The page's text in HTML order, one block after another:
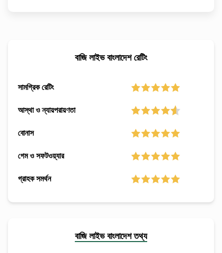
বাজি লাইভ বাংলাদেশ রেটিং
সামগ্রিক রেটিং
আস্থা ও ন্যায়পরায়ণতা
বোনাস
গেম ও সফটওয়্যার
গ্রাহক সমর্থন
বাজি লাইভ বাংলাদেশ তথ্য